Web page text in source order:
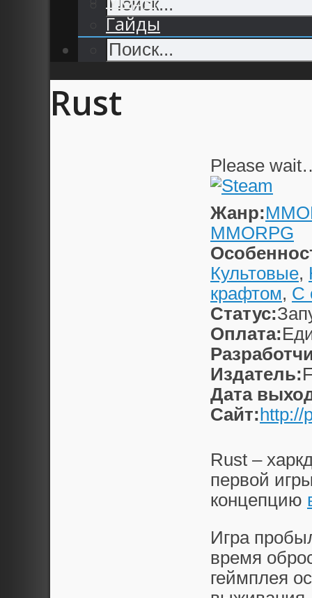
Гайды
Rust
Please
Жанр:
MMORPG
Культовые,
крафтом, С
Статус:
Оплата:
Издатель:
Дата
Сайт: http://
Rust –
первой
концепцию
Игра
время
геймплея